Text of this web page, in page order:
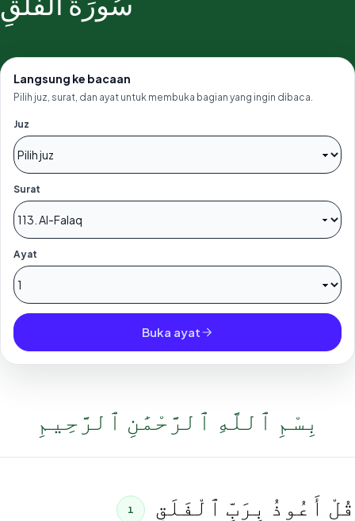
Langsung ke bacaan
Pilih juz, surat, dan ayat untuk membuka bagian yang ingin dibaca.
Juz
Surat
Ayat
Buka ayat
بِسْمِ ٱللَّهِ ٱلرَّحْمَٰنِ ٱلرَّحِيمِ
قُلْ أَعُوذُ بِرَبِّ ٱلْفَلَقِ 1